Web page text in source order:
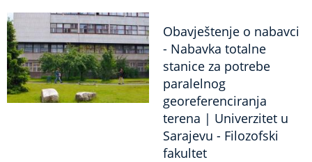
Obavještenje o nabavci
- Nabavka totalne
stanice za potrebe
paralelnog
georeferenciranja
terena | Univerzitet u
Sarajevu - Filozofski
fakultet